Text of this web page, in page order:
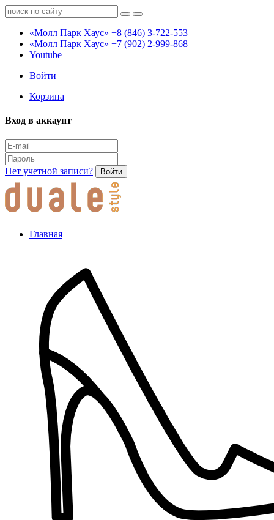
«Молл Парк Хаус» +8 (846) 3-722-553
«Молл Парк Хаус» +7 (902) 2-999-868
Youtube
Войти
Корзина
Вход в аккаунт
Нет учетной записи? Войти
Главная